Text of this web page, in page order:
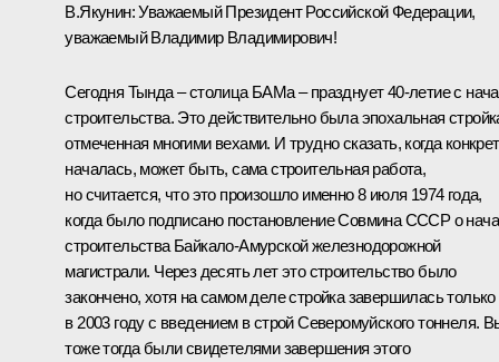
В.Якунин:Уважаемый Президент Российской Федерации,
уважаемый Владимир Владимирович!
Сегодня Тында – столица БАМа – празднует 40-летие с
строительства. Это действительно была эпохальная
отмеченная многими вехами. И трудно сказать, когда
началась, может быть, сама строительная работа,
но считается, что это произошло именно 8 июля 1974 года,
когда было подписано постановление Совмина СССР о
строительства Байкало-Амурской железнодорожной
магистрали. Через десять лет это строительство было
закончено, хотя на самом деле стройка завершилась только
в 2003 году с введением в строй Северомуйского тоннеля.
тоже тогда были свидетелями завершения этого